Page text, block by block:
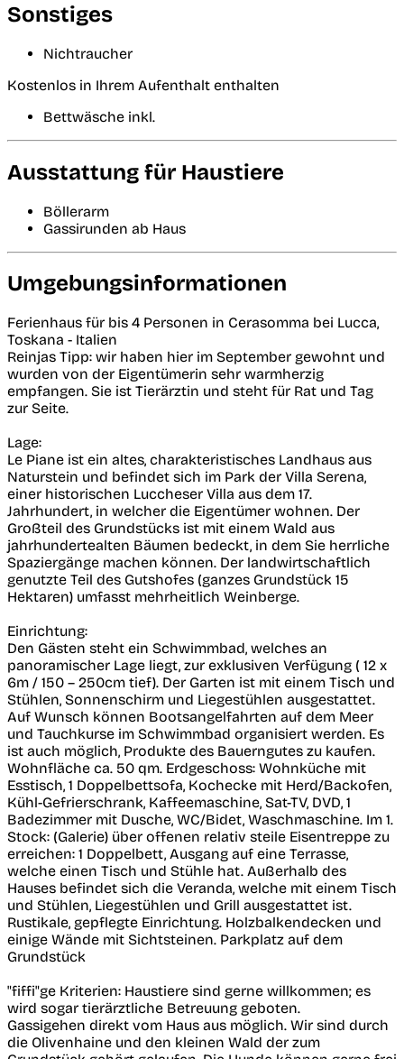
Sonstiges
Nichtraucher
Kostenlos in Ihrem Aufenthalt enthalten
Bettwäsche inkl.
Ausstattung für Haustiere
Böllerarm
Gassirunden ab Haus
Umgebungsinformationen
Ferienhaus für bis 4 Personen in Cerasomma bei Lucca,
Toskana - Italien
Reinjas Tipp: wir haben hier im September gewohnt und
wurden von der Eigentümerin sehr warmherzig
empfangen. Sie ist Tierärztin und steht für Rat und Tag
zur Seite.
Lage:
Le Piane ist ein altes, charakteristisches Landhaus aus
Naturstein und befindet sich im Park der Villa Serena,
einer historischen Luccheser Villa aus dem 17.
Jahrhundert, in welcher die Eigentümer wohnen. Der
Großteil des Grundstücks ist mit einem Wald aus
jahrhundertealten Bäumen bedeckt, in dem Sie herrliche
Spaziergänge machen können. Der landwirtschaftlich
genutzte Teil des Gutshofes (ganzes Grundstück 15
Hektaren) umfasst mehrheitlich Weinberge.
Einrichtung:
Den Gästen steht ein Schwimmbad, welches an
panoramischer Lage liegt, zur exklusiven Verfügung ( 12 x
6m / 150 – 250cm tief). Der Garten ist mit einem Tisch und
Stühlen, Sonnenschirm und Liegestühlen ausgestattet.
Auf Wunsch können Bootsangelfahrten auf dem Meer
und Tauchkurse im Schwimmbad organisiert werden. Es
ist auch möglich, Produkte des Bauerngutes zu kaufen.
Wohnfläche ca. 50 qm. Erdgeschoss: Wohnküche mit
Esstisch, 1 Doppelbettsofa, Kochecke mit Herd/Backofen,
Kühl-Gefrierschrank, Kaffeemaschine, Sat-TV, DVD, 1
Badezimmer mit Dusche, WC/Bidet, Waschmaschine. Im 1.
Stock: (Galerie) über offenen relativ steile Eisentreppe zu
erreichen: 1 Doppelbett, Ausgang auf eine Terrasse,
welche einen Tisch und Stühle hat. Außerhalb des
Hauses befindet sich die Veranda, welche mit einem Tisch
und Stühlen, Liegestühlen und Grill ausgestattet ist.
Rustikale, gepflegte Einrichtung. Holzbalkendecken und
einige Wände mit Sichtsteinen. Parkplatz auf dem
Grundstück
"fiffi"ge Kriterien: Haustiere sind gerne willkommen; es
wird sogar tierärztliche Betreuung geboten.
Gassigehen direkt vom Haus aus möglich. Wir sind durch
die Olivenhaine und den kleinen Wald der zum